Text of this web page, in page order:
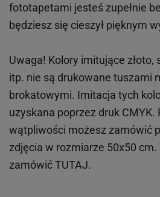
fototapetami jesteś zupełnie
będziesz się cieszył pięknym
Uwaga! Kolory imitujące złoto,
itp. nie są drukowane tuszami
brokatowymi. Imitacja tych
uzyskana poprzez druk CMYK.
wątpliwości możesz zamówić
zdjęcia w rozmiarze 50x50
zamówićTUTAJ.